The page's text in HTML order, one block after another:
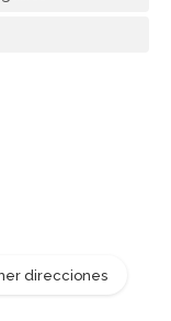
direcciones